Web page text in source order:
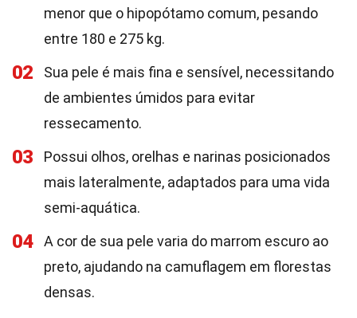
menor que o hipopótamo comum, pesando
entre 180 e 275 kg.
02
Sua pele é mais fina e sensível, necessitando
de ambientes úmidos para evitar
ressecamento.
03
Possui olhos, orelhas e narinas posicionados
mais lateralmente, adaptados para uma vida
semi-aquática.
04
A cor de sua pele varia do marrom escuro ao
preto, ajudando na camuflagem em florestas
densas.